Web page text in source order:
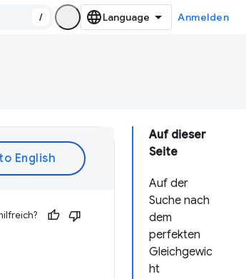
/ Anmelden
Auf dieser
Seite
Auf der
Suche nach
dem
perfekten
Gleichgewic
ht